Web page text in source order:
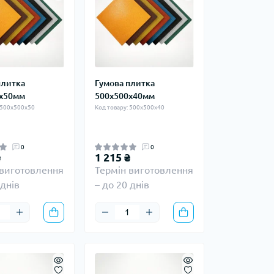
0
Гумова плитка
500х500х40мм
Код товару: 500х500х40
0
1 215 ₴
Термін виготовлення
– до 20 днів